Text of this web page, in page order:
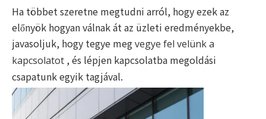
Ha többet szeretne megtudni arról, hogy ezek az
előnyök hogyan válnak át az üzleti eredményekbe,
javasoljuk, hogy tegye megvegye fel velünk a
kapcsolatot , és lépjen kapcsolatba megoldási
csapatunk egyik tagjával.